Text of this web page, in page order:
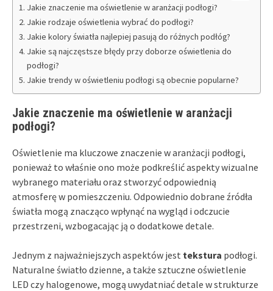
Jakie znaczenie ma oświetlenie w aranżacji podłogi?
Jakie rodzaje oświetlenia wybrać do podłogi?
Jakie kolory światła najlepiej pasują do różnych podłóg?
Jakie są najczęstsze błędy przy doborze oświetlenia do
podłogi?
Jakie trendy w oświetleniu podłogi są obecnie popularne?
Jakie znaczenie ma oświetlenie w aranżacji
podłogi?
Oświetlenie ma kluczowe znaczenie w aranżacji podłogi,
ponieważ to właśnie ono może podkreślić aspekty wizualne
wybranego materiału oraz stworzyć odpowiednią
atmosferę w pomieszczeniu. Odpowiednio dobrane źródła
światła mogą znacząco wpłynąć na wygląd i odczucie
przestrzeni, wzbogacając ją o dodatkowe detale.
Jednym z najważniejszych aspektów jest tekstura podłogi.
Naturalne światło dzienne, a także sztuczne oświetlenie
LED czy halogenowe, mogą uwydatniać detale w strukturze